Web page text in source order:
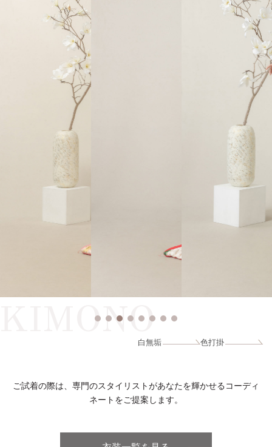
KIMONO
白無垢 色打掛
ご試着の際は、専門のスタイリストがあなたを輝かせるコーディ
ネートをご提案します。